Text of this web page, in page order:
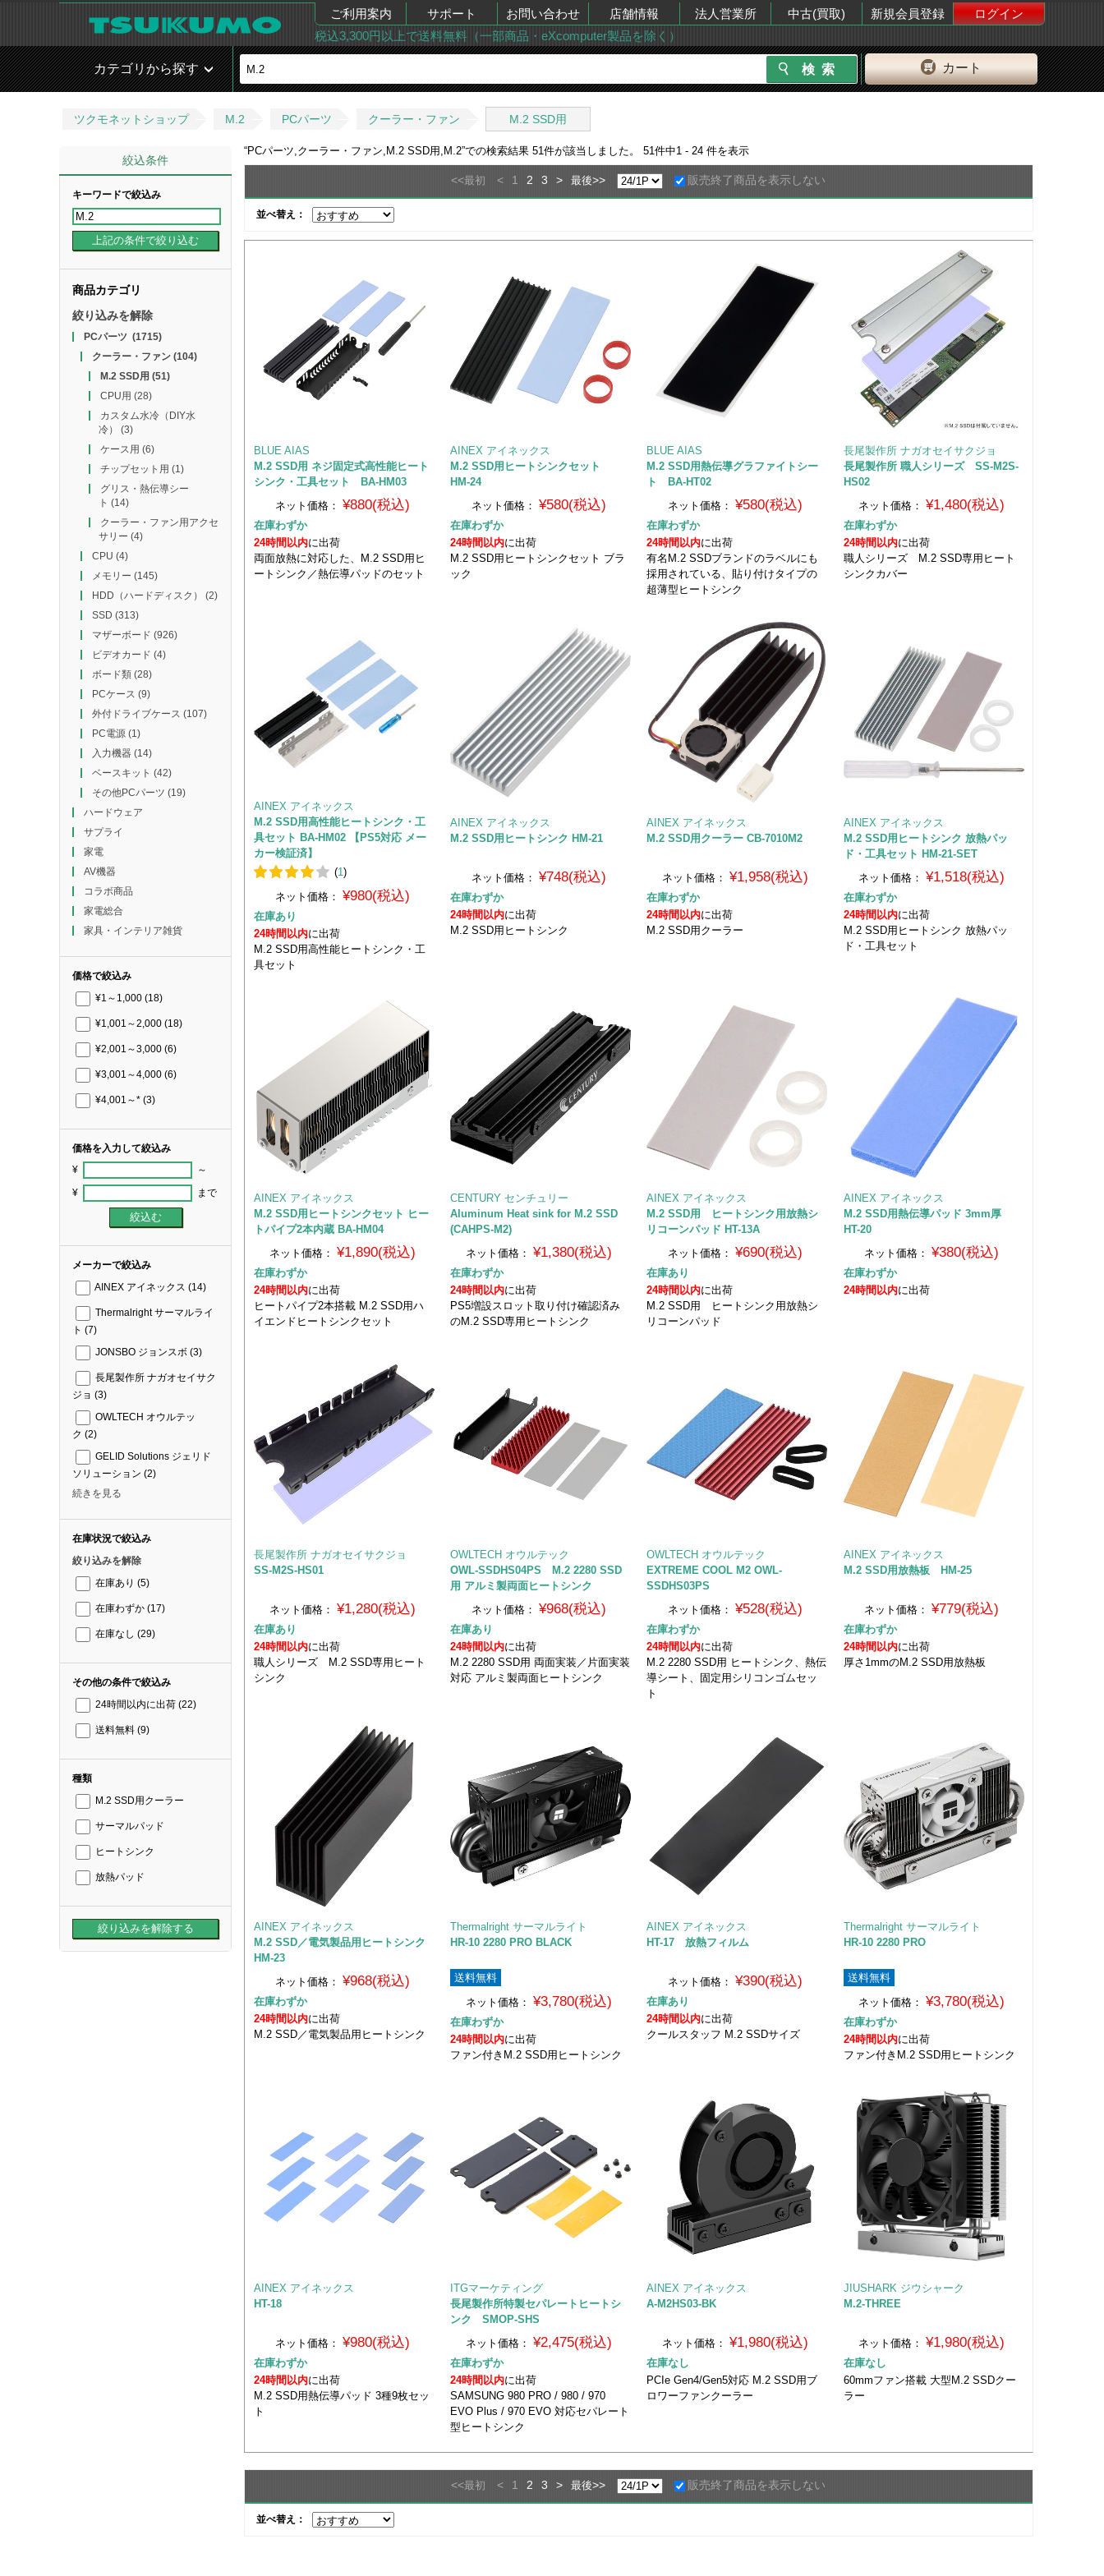
ご利用案内 サポート お問い合わせ 店舗情報 法人営業所 中古(買取) 新規会員登録
ログイン
税込3,300円以上で送料無料（一部商品・eXcomputer製品を除く）
カート
カテゴリから探す
ツクモネットショップ M.2 PCパーツ クーラー・ファン M.2 SSD用
絞込条件
キーワードで絞込み
商品カテゴリ
絞り込みを解除
PCパーツ (1715)
クーラー・ファン(104)
M.2 SSD用 (51)
CPU用 (28)
カスタム水冷（DIY水
冷）
(3)
ケース用 (6)
チップセット用 (1)
グリス・熱伝導シー
ト (14)
クーラー・ファン用アクセ
サリー (4)
CPU (4)
メモリー (145)
HDD（ハードディスク）
(2)
SSD (313)
マザーボード (926)
ビデオカード (4)
ボード類(28)
PCケース (9)
外付ドライブケース (107)
PC電源(1)
入力機器(14)
ベースキット (42)
その他PCパーツ (19)
ハードウェア
サプライ
家電
AV機器
コラボ商品
家電総合
家具・インテリア雑貨
価格で絞込み
¥1～1,000 (18)
¥1,001～2,000 (18)
¥2,001～3,000 (6)
¥3,001～4,000 (6)
¥4,001～* (3)
価格を入力して絞込み
¥ ～
¥ まで
メーカーで絞込み
AINEX アイネックス (14)
Thermalright サーマルライ
ト (7)
JONSBO ジョンスボ (3)
長尾製作所 ナガオセイサク
ジョ (3)
OWLTECH オウルテッ
ク (2)
GELID Solutions ジェリド
ソリューション (2)
続きを見る
在庫状況で絞込み
絞り込みを解除
在庫あり (5)
在庫わずか (17)
在庫なし (29)
その他の条件で絞込み
24時間以内に出荷 (22)
送料無料 (9)
種類
M.2 SSD用クーラー
サーマルパッド
ヒートシンク
放熱パッド
“PCパーツ,クーラー・ファン,M.2 SSD用,M.2”での検索結果 51 件が該当しました。 51 件中1 - 24 件を表示
<<最初 < 1 2 3 > 最後>> 販売終了商品を表示しない
並べ替え：
BLUE AIAS
M.2 SSD用 ネジ固定式高性能ヒート
シンク・工具セット BA-HM03
ネット価格： ¥880(税込)
在庫わずか
24時間以内に出荷
両面放熱に対応した、M.2 SSD用ヒ
ートシンク／熱伝導パッドのセット
AINEX アイネックス
M.2 SSD用ヒートシンクセット
HM-24
ネット価格： ¥580(税込)
在庫わずか
24時間以内に出荷
M.2 SSD用ヒートシンクセット ブラ
ック
BLUE AIAS
M.2 SSD用熱伝導グラファイトシー
ト BA-HT02
ネット価格：
¥580(税込)
在庫わずか
24時間以内に出荷
有名M.2 SSDブランドのラベルにも
採用されている、貼り付けタイプの
超薄型ヒートシンク
長尾製作所 ナガオセイサクジョ
長尾製作所 職人シリーズ SS-M2S-
HS02
ネット価格：
¥1,480(税込)
在庫わずか
24時間以内に出荷
職人シリーズ M.2 SSD専用ヒート
シンクカバー
AINEX アイネックス
M.2 SSD用高性能ヒートシンク・工
具セット BA-HM02 【PS5対応 メー
カー検証済】
(1)
ネット価格： ¥980(税込)
在庫あり
24時間以内に出荷
M.2 SSD用高性能ヒートシンク・工
具セット
AINEX アイネックス
M.2 SSD用ヒートシンク HM-21
ネット価格： ¥748(税込)
在庫わずか
24時間以内に出荷
M.2 SSD用ヒートシンク
AINEX アイネックス
M.2 SSD用クーラー CB-7010M2
ネット価格： ¥1,958(税込)
在庫わずか
24時間以内に出荷
M.2 SSD用クーラー
AINEX アイネックス
M.2 SSD用ヒートシンク 放熱パッ
ド・工具セット HM-21-SET
ネット価格：
¥1,518(税込)
在庫わずか
24時間以内に出荷
M.2 SSD用ヒートシンク 放熱パッ
ド・工具セット
AINEX アイネックス
M.2 SSD用ヒートシンクセット ヒー
トパイプ2本内蔵 BA-HM04
ネット価格： ¥1,890(税込)
在庫わずか
24時間以内に出荷
ヒートパイプ2本搭載 M.2 SSD用ハ
イエンドヒートシンクセット
CENTURY センチュリー
Aluminum Heat sink for M.2 SSD
(CAHPS-M2)
ネット価格： ¥1,380(税込)
在庫わずか
24時間以内に出荷
PS5増設スロット取り付け確認済み
のM.2 SSD専用ヒートシンク
AINEX アイネックス
M.2 SSD用 ヒートシンク用放熱シ
リコーンパッド HT-13A
ネット価格：
¥690(税込)
在庫あり
24時間以内に出荷
M.2 SSD用 ヒートシンク用放熱シ
リコーンパッド
AINEX アイネックス
M.2 SSD用熱伝導パッド 3mm厚
HT-20
ネット価格：
¥380(税込)
在庫わずか
24時間以内に出荷
長尾製作所 ナガオセイサクジョ
SS-M2S-HS01
ネット価格： ¥1,280(税込)
在庫あり
24時間以内に出荷
職人シリーズ M.2 SSD専用ヒート
シンク
OWLTECH オウルテック
OWL-SSDHS04PS M.2 2280 SSD
用 アルミ製両面ヒートシンク
ネット価格： ¥968(税込)
在庫あり
24時間以内に出荷
M.2 2280 SSD用 両面実装／片面実装
対応 アルミ製両面ヒートシンク
OWLTECH オウルテック
EXTREME COOL M2 OWL-
SSDHS03PS
ネット価格：
¥528(税込)
在庫わずか
24時間以内に出荷
M.2 2280 SSD用 ヒートシンク、熱伝
導シート、固定用シリコンゴムセッ
ト
AINEX アイネックス
M.2 SSD用放熱板 HM-25
ネット価格： ¥779(税込)
在庫わずか
24時間以内に出荷
厚さ1mmのM.2 SSD用放熱板
AINEX アイネックス
M.2 SSD／電気製品用ヒートシンク
HM-23
ネット価格： ¥968(税込)
在庫わずか
24時間以内に出荷
M.2 SSD／電気製品用ヒートシンク
Thermalright サーマルライト
HR-10 2280 PRO BLACK
送料無料
ネット価格： ¥3,780(税込)
在庫わずか
24時間以内に出荷
ファン付きM.2 SSD用ヒートシンク
AINEX アイネックス
HT-17 放熱フィルム
ネット価格： ¥390(税込)
在庫あり
24時間以内に出荷
クールスタッフ M.2 SSDサイズ
Thermalright サーマルライト
HR-10 2280 PRO
送料無料
ネット価格：
¥3,780(税込)
在庫わずか
24時間以内に出荷
ファン付きM.2 SSD用ヒートシンク
AINEX アイネックス
HT-18
ネット価格： ¥980(税込)
在庫わずか
24時間以内に出荷
M.2 SSD用熱伝導パッド 3種9枚セッ
ト
ITGマーケティング
長尾製作所特製セパレートヒートシ
ンク SMOP-SHS
ネット価格： ¥2,475(税込)
在庫わずか
24時間以内に出荷
SAMSUNG 980 PRO / 980 / 970
EVO Plus / 970 EVO 対応セパレート
型ヒートシンク
AINEX アイネックス
A-M2HS03-BK
ネット価格： ¥1,980(税込)
在庫なし
PCIe Gen4/Gen5対応 M.2 SSD用ブ
ロワーファンクーラー
JIUSHARK ジウシャーク
M.2-THREE
ネット価格： ¥1,980(税込)
在庫なし
60mmファン搭載 大型M.2 SSDクー
ラー
<<最初 < 1 2 3 > 最後>> 販売終了商品を表示しない
並べ替え：